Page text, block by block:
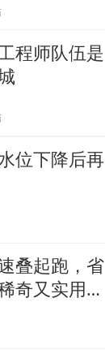
程师队伍是
位下降后再
叠起跑，省
奇又实用，